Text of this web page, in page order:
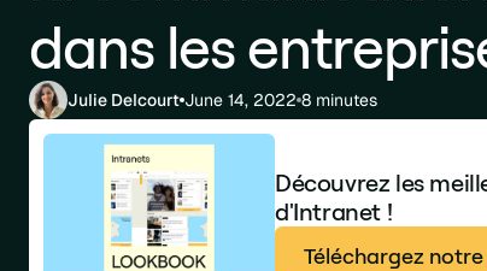
dans les
Julie Delcourt June 14, 2022 8 minutes
Découvrez les
d'Intranet !
Téléchargez